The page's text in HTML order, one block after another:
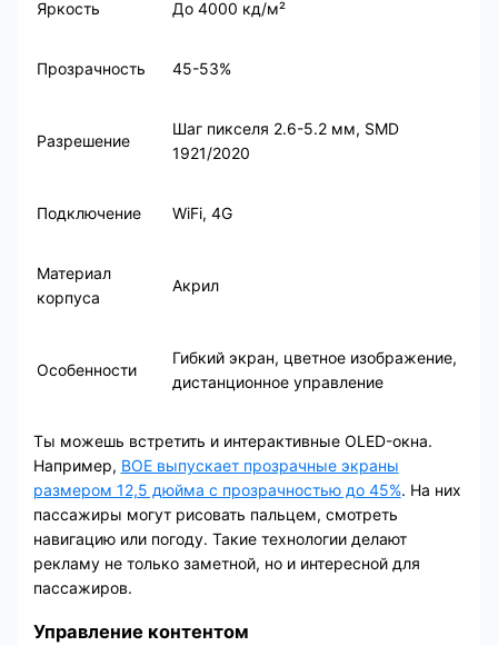
Яркость До 4000 кд/м²
Прозрачность 45-53%
Разрешение
Шаг пикселя 2.6-5.2 мм, SMD
1921/2020
Подключение WiFi, 4G
Материал
корпуса
Акрил
Особенности
Гибкий экран, цветное изображение,
дистанционное управление
Ты можешь встретить и интерактивные OLED-окна.
Например, BOE выпускает прозрачные экраны
размером 12,5 дюйма с прозрачностью до 45%. На них
пассажиры могут рисовать пальцем, смотреть
навигацию или погоду. Такие технологии делают
рекламу не только заметной, но и интересной для
пассажиров.
Управление контентом